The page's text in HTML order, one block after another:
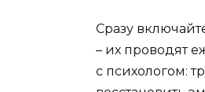
Сразу
– их проводят
с психологом: